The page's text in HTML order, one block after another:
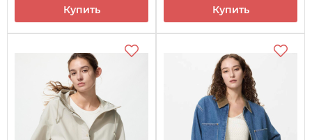
Купить Купить